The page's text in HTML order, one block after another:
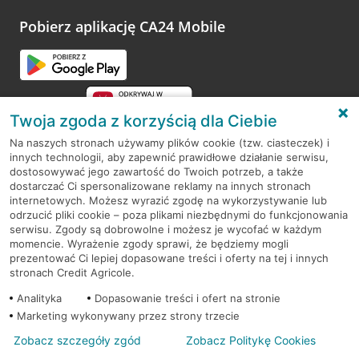
opinie.
Pobierz aplikację CA24 Mobile
RODO
Regulamin serwisu
Mapa serwisu
PolitykaCookies
© 2026 Credit Agricole Bank Polska S.A. Wszelkie prawa zastrzeżone
Twoja zgoda z korzyścią dla Ciebie
Na naszych stronach używamy plików cookie (tzw. ciasteczek) i
innych technologii, aby zapewnić prawidłowe działanie serwisu,
dostosowywać jego zawartość do Twoich potrzeb, a także
dostarczać Ci spersonalizowane reklamy na innych stronach
internetowych. Możesz wyrazić zgodę na wykorzystywanie lub
odrzucić pliki cookie – poza plikami niezbędnymi do funkcjonowania
serwisu. Zgody są dobrowolne i możesz je wycofać w każdym
momencie. Wyrażenie zgody sprawi, że będziemy mogli
prezentować Ci lepiej dopasowane treści i oferty na tej i innych
stronach Credit Agricole.
Analityka
Dopasowanie treści i ofert na stronie
Marketing wykonywany przez strony trzecie
Zobacz szczegóły zgód Zobacz Politykę Cookies